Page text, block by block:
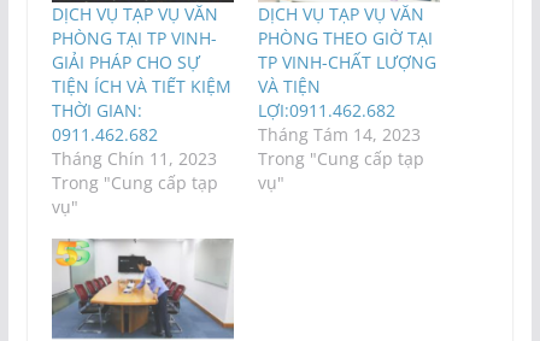
DỊCH VỤ TẠP VỤ VĂN
PHÒNG TẠI TP VINH-
GIẢI PHÁP CHO SỰ
TIỆN ÍCH VÀ TIẾT KIỆM
THỜI GIAN:
0911.462.682
Tháng Chín 11, 2023
Trong "Cung cấp tạp
vụ"
DỊCH VỤ TẠP VỤ VĂN
PHÒNG THEO GIỜ TẠI
TP VINH-CHẤT LƯỢNG
VÀ TIỆN
LỢI:0911.462.682
Tháng Tám 14, 2023
Trong "Cung cấp tạp
vụ"